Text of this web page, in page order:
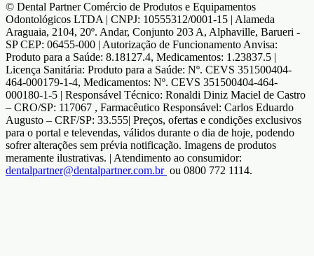
© Dental Partner Comércio de Produtos e Equipamentos
Odontológicos LTDA | CNPJ: 10555312/0001-15 | Alameda
Araguaia, 2104, 20º. Andar, Conjunto 203 A, Alphaville, Barueri -
SP CEP: 06455-000 | Autorização de Funcionamento Anvisa:
Produto para a Saúde: 8.18127.4, Medicamentos: 1.23837.5 |
Licença Sanitária: Produto para a Saúde: Nº. CEVS 351500404-
464-000179-1-4, Medicamentos: Nº. CEVS 351500404-464-
000180-1-5 | Responsável Técnico: Ronaldi Diniz Maciel de Castro
– CRO/SP: 117067 , Farmacêutico Responsável: Carlos Eduardo
Augusto – CRF/SP: 33.555| Preços, ofertas e condições exclusivos
para o portal e televendas, válidos durante o dia de hoje, podendo
sofrer alterações sem prévia notificação. Imagens de produtos
meramente ilustrativas. | Atendimento ao consumidor:
dentalpartner@dentalpartner.com.br ou 0800 772 1114.